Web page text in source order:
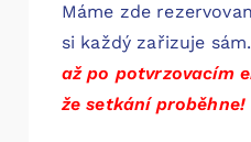
Máme zde
si každý zařizuje sám.
až po potvrzovacím
že setkání proběhne!